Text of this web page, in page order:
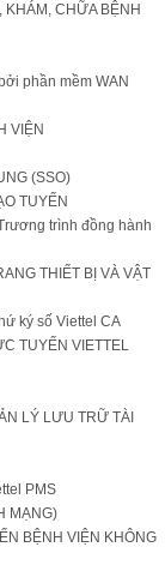
KHÁM, CHỮA BỆNH
phần mềm WAN
VIỆN
(SSO)
TUYẾN
trình đồng hành
THIẾT BỊ VÀ VẬT
ký số Viettel CA
TUYẾN VIETTEL
LÝ LƯU TRỮ TÀI
PMS
MẠNG)
BỆNH VIỆN KHÔNG